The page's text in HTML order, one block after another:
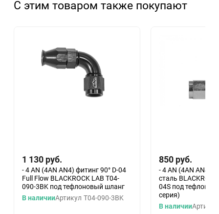
С этим товаром также покупают
1 130 руб.
- 4 AN (4AN AN4) фитинг 90° D-04
Full Flow BLACKROCK LAB T04-
090-3BK под тефлоновый шланг
В наличииАртикул T04-090-3BK
850 руб.
- 4 AN (4AN AN4)
сталь
04S под
серия)
В наличииАртикул